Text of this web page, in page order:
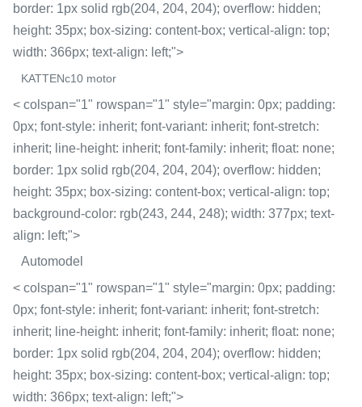
border: 1px solid rgb(204, 204, 204); overflow: hidden;
height: 35px; box-sizing: content-box; vertical-align: top;
width: 366px; text-align: left;">
KATTENc10 motor
< colspan="1" rowspan="1" style="margin: 0px; padding:
0px; font-style: inherit; font-variant: inherit; font-stretch:
inherit; line-height: inherit; font-family: inherit; float: none;
border: 1px solid rgb(204, 204, 204); overflow: hidden;
height: 35px; box-sizing: content-box; vertical-align: top;
background-color: rgb(243, 244, 248); width: 377px; text-
align: left;">
Automodel
< colspan="1" rowspan="1" style="margin: 0px; padding:
0px; font-style: inherit; font-variant: inherit; font-stretch:
inherit; line-height: inherit; font-family: inherit; float: none;
border: 1px solid rgb(204, 204, 204); overflow: hidden;
height: 35px; box-sizing: content-box; vertical-align: top;
width: 366px; text-align: left;">